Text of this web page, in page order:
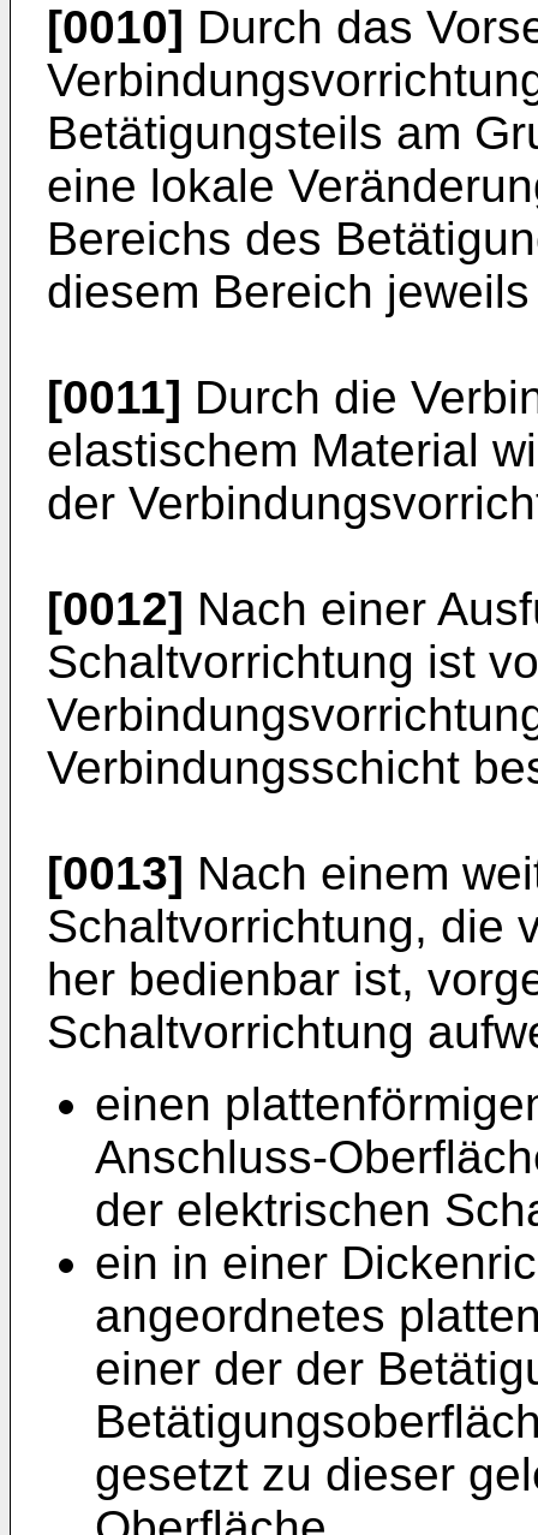
[0010] Durch das
Betätigungsteils am
eine lokale
Bereichs des
diesem Bereich
[0011] Durch die
elastischem Material
der
[0012] Nach einer
Schaltvorrichtung ist
Verbindungsschicht
[0013] Nach einem
Schaltvorrichtung, die
her bedienbar ist,
Schaltvorrichtung
einen
Anschluss-
der elektrischen
ein in einer
angeordnetes
einer der der
gesetzt zu dieser